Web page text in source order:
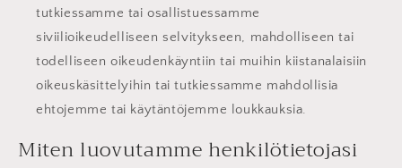
tutkiessamme tai osallistuessamme
siviilioikeudelliseen selvitykseen, mahdolliseen tai
todelliseen oikeudenkäyntiin tai muihin kiistanalaisiin
oikeuskäsittelyihin tai tutkiessamme mahdollisia
ehtojemme tai käytäntöjemme loukkauksia.
Miten luovutamme henkilötietojasi